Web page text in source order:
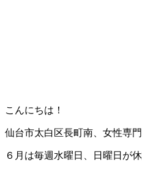
こんにちは！
仙台市太白区長町南、女性専
６月は毎週水曜日、日曜日が